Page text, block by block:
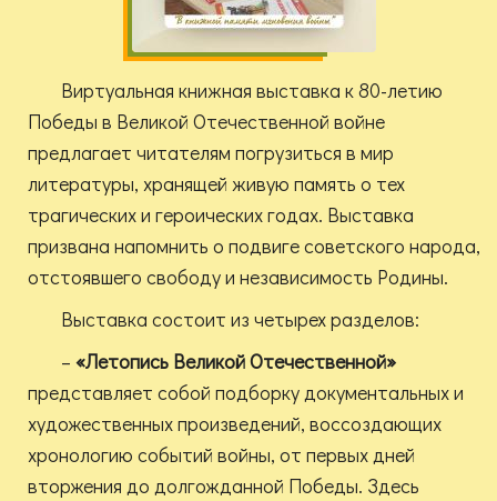
Виртуальная книжная выставка к 80-летию
Победы в Великой Отечественной войне
предлагает читателям погрузиться в мир
литературы, хранящей живую память о тех
трагических и героических годах. Выставка
призвана напомнить о подвиге советского народа,
отстоявшего свободу и независимость Родины.
Выставка состоит из четырех разделов:
– «Летопись Великой Отечественной»
представляет собой подборку документальных и
художественных произведений, воссоздающих
хронологию событий войны, от первых дней
вторжения до долгожданной Победы. Здесь